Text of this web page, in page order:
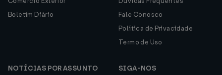
Boletim Diário
Fale Conosco
Política de Privacidade
Termo de Uso
NOTÍCIAS POR ASSUNTO
SIGA-NOS